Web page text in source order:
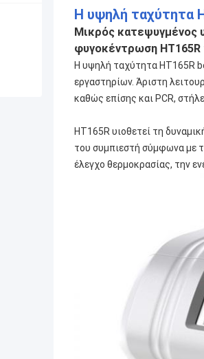
Η υψηλή ταχύτητα
Μικρός κατεψυγμένος
φυγοκέντρωση
Η υψηλή ταχύτητα HT165R
εργαστηρίων. Άριστη
καθώς επίσης και PCR,
HT165R υιοθετεί τη
του συμπιεστή σύμφωνα με
έλεγχο θερμοκρασίας, την